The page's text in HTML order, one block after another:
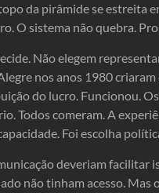
da pirâmide se estreita
O sistema não quebra.
Não elegem
nos anos 1980
do lucro. Funcionou.
Todos comeram. A
Foi escolha
deveriam facilitar
não tinham acesso. Mas